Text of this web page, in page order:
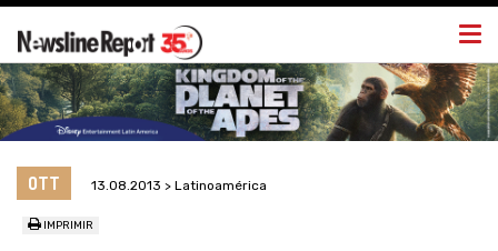
OTT 13.08.2013 > Latinoamérica
IMPRIMIR